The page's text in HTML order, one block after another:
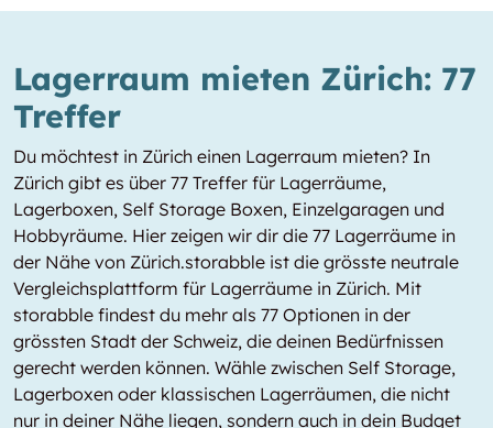
Lagerraum mieten Zürich: 77
Treffer
Du möchtest in Zürich einen Lagerraum mieten? In
Zürich gibt es über 77 Treffer für Lagerräume,
Lagerboxen, Self Storage Boxen, Einzelgaragen und
Hobbyräume. Hier zeigen wir dir die 77 Lagerräume in
der Nähe von Zürich.storabble ist die grösste neutrale
Vergleichsplattform für Lagerräume in Zürich. Mit
storabble findest du mehr als 77 Optionen in der
grössten Stadt der Schweiz, die deinen Bedürfnissen
gerecht werden können. Wähle zwischen Self Storage,
Lagerboxen oder klassischen Lagerräumen, die nicht
nur in deiner Nähe liegen, sondern auch in dein Budget